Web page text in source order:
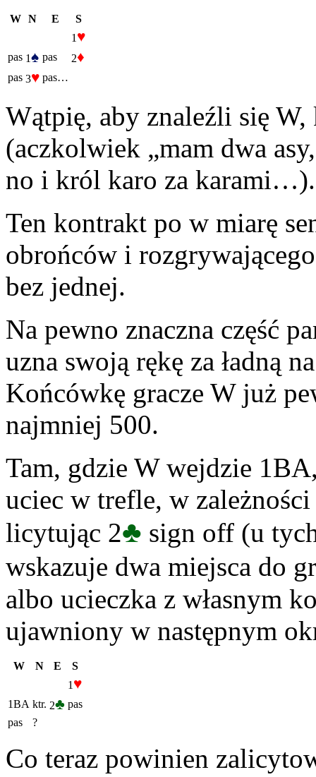
W N E
S
1 ♥
pas 1♠ pas 2♦
pas 3♥ pas…
Wątpię, aby znaleźli się
(aczkolwiek „mam dwa
no i król karo za karami…).
Ten kontrakt po w miarę
obrońców i
bez jednej.
Na pewno znaczna część
uzna swoją rękę za ładną
Końcówkę gracze W już
najmniej 500.
Tam, gdzie W wejdzie
uciec w trefle, w
licytując 2♣ sign off (u
wskazuje dwa miejsca do
albo ucieczka z własnym
ujawniony w następnym
W N E
S
1 ♥
1BA ktr. 2♣ pas
pas
?
Co teraz powinien